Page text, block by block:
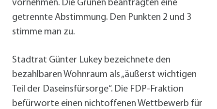
vornehmen. Die Grünen beantragten eine
getrennte Abstimmung. Den Punkten 2 und 3
stimme man zu.
Stadtrat Günter Lukey bezeichnete den
bezahlbaren Wohnraum als „äußerst wichtigen
Teil der Daseinsfürsorge“. Die FDP-Fraktion
befürworte einen nichtoffenen Wettbewerb für